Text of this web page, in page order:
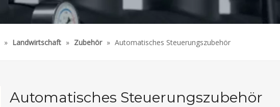
» Landwirtschaft » Zubehör » Automatisches Steuerungszubehör
Automatisches Steuerungszubehör